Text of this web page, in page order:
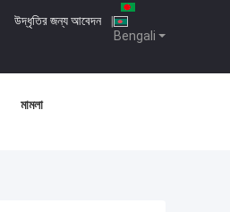
Bengali
উদ্ধৃতির জন্য আবেদন |
মামলা